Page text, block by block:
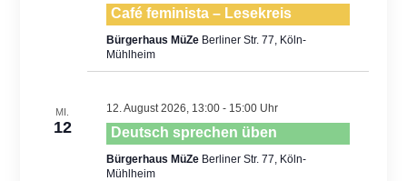
Café feminista – Lesekreis
Bürgerhaus MüZe Berliner Str. 77, Köln-
Mühlheim
MI.
12
12. August 2026, 13:00- 15:00
Deutsch sprechen üben
Bürgerhaus MüZe Berliner Str. 77, Köln-
Mühlheim